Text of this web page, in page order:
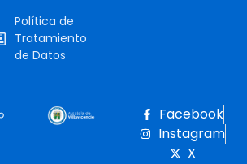
Política de
Tratamiento
de Datos
Facebook
Instagram
X